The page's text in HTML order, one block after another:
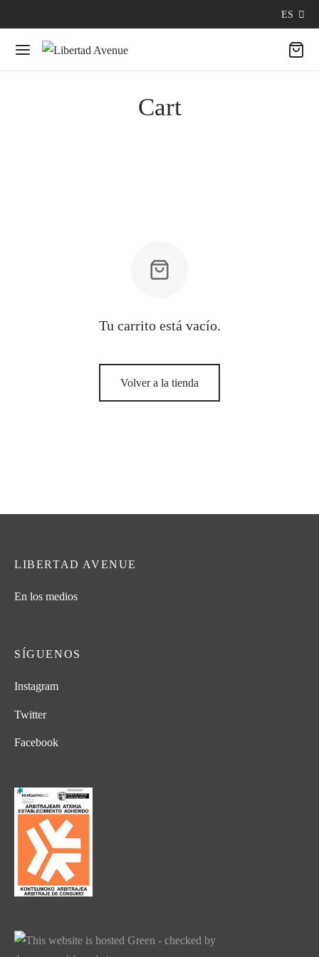
ES
Cart
Tu carrito está vacío.
Volver a la tienda
LIBERTAD AVENUE
En los medios
SÍGUENOS
Instagram
Twitter
Facebook